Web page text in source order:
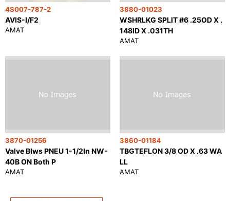
AVIS-I/F2
4S007-787-2
AMAT
WSHRLKG SPLIT #6 .25OD X .
148ID X .031TH
3880-01023
AMAT
Valve Blws PNEU 1-1/2In NW-
40B ON Both P
3870-01256
AMAT
TBGTEFLON 3/8 OD X .63 WA
LL
3860-01184
AMAT